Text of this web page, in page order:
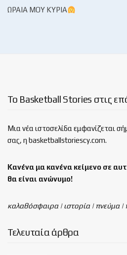
ΩΡΑΊΑ ΜΟΥ ΚΥΡΊΑ
Το Basketball Stories στις
Μια νέα ιστοσελίδα εμφανίζεται
σας, η basketballstoriescy.com.
Κανένα μα κανένα κείμενο σε
θα είναι ανώνυμο!
καλαθόσφαιρα | ιστορία | πνεύμα |
Τελευταία άρθρα